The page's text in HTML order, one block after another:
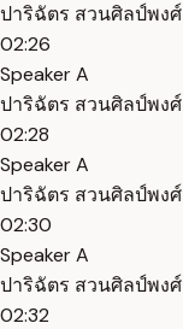
ปาริฉัตร สวนศิลป์พงศ์
02:26
Speaker A
ปาริฉัตร สวนศิลป์พงศ์
02:28
Speaker A
ปาริฉัตร สวนศิลป์พงศ์
02:30
Speaker A
ปาริฉัตร สวนศิลป์พงศ์
02:32